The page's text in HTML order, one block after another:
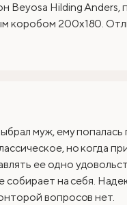
Beyosa Hilding
коробом 200х180.
муж, ему
но когда
ее одно
собирает на себя.
вопросов нет.